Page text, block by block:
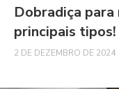
Dobradiça para
principais tipos!
2 DE DEZEMBRO DE 2024